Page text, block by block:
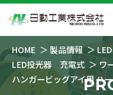
HOME 製品情報
LED投光器 充電式
ワ
ハンガービッグアイ用 ハ